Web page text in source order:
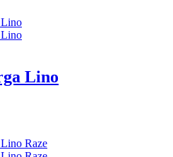
Lino